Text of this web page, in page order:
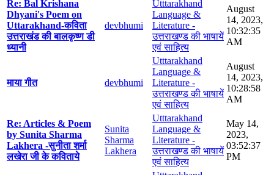
Re: Bal Krishana
Dhyani's Poem on
Uttarakhand-कविता
उत्तराखंड की बालकृष्ण डी
ध्यानी
devbhumi
Utttarakhand
Language &
Literature -
उत्तराखण्ड की भाषायें
एवं साहित्य
August
14, 2023,
10:32:35
AM
माया गीत devbhumi
Utttarakhand
Language &
Literature -
उत्तराखण्ड की भाषायें
एवं साहित्य
August
14, 2023,
10:28:58
AM
Re: Articles & Poem
by Sunita Sharma
Lakhera -सुनीता शर्मा
लखेरा जी के कविताये
Sunita
Sharma
Lakhera
Utttarakhand
Language &
Literature -
उत्तराखण्ड की भाषायें
एवं साहित्य
May 14,
2023,
03:52:37
PM